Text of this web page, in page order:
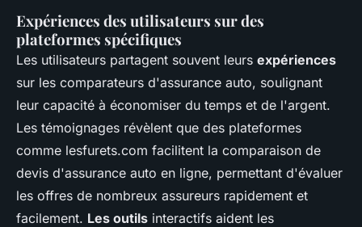
Expériences des utilisateurs sur des
plateformes spécifiques
Les utilisateurs partagent souvent leurs expériences
sur les comparateurs d'assurance auto, soulignant
leur capacité à économiser du temps et de l'argent.
Les témoignages révèlent que des plateformes
comme lesfurets.com facilitent la comparaison de
devis d'assurance auto en ligne, permettant d'évaluer
les offres de nombreux assureurs rapidement et
facilement. Les outils interactifs aident les